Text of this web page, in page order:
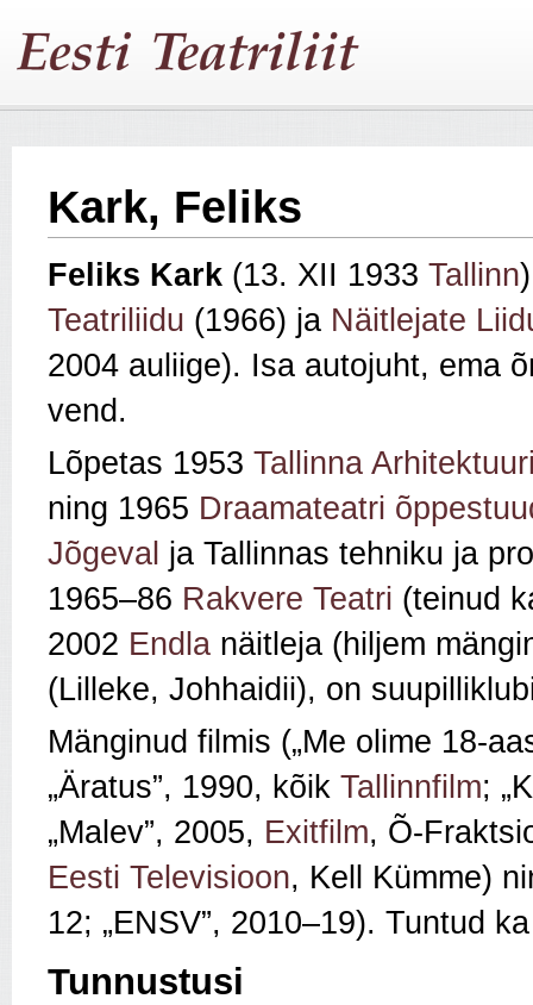
Kark, Feliks
Feliks Kark (13. XII 1933 Tallinn
Teatriliidu (1966) ja Näitlejate
2004 auliige). Isa autojuht, ema
vend.
Lõpetas 1953 Tallinna
ning 1965 Draamateatri
Jõgeval ja Tallinnas tehniku ja
1965–86 Rakvere Teatri (teinud
2002 Endla näitleja (hiljem
(Lilleke, Johhaidii), on
Mänginud filmis („Me olime 18-
„Äratus”, 1990, kõik Tallinnfilm;
„Malev”, 2005, Exitfilm, Õ-
Eesti Televisioon, Kell Kümme)
12; „ENSV”, 2010–19). Tuntud
Tunnustusi